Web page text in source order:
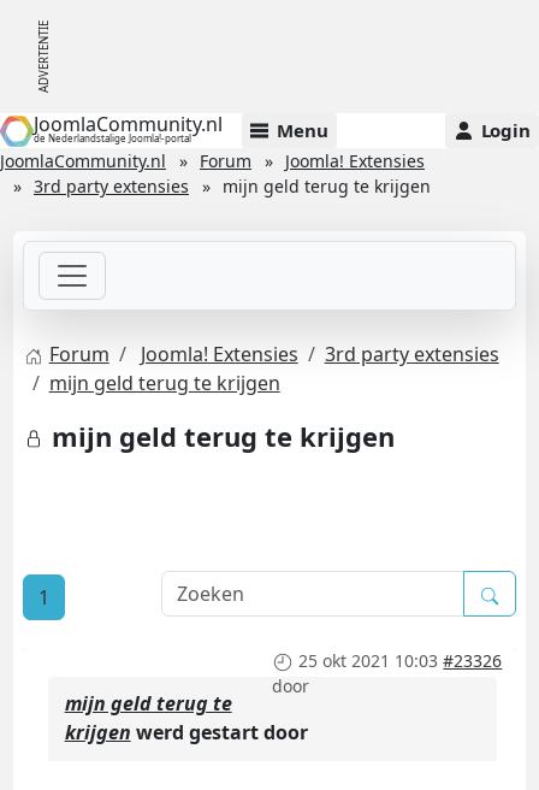
JoomlaCommunity.nl
de Nederlandstalige Joomla!-portal Menu Login
JoomlaCommunity.nl Forum
Joomla! Extensies
3rd party extensies
mijn geld terug te krijgen
Forum Joomla! Extensies
3rd party extensies
mijn geld terug te krijgen
mijn geld terug te krijgen
1
25 okt 2021 10:03 #23326
door
mijn geld terug te
krijgen werd gestart door